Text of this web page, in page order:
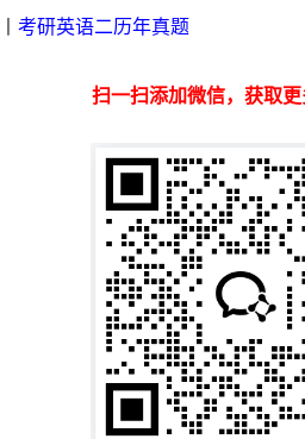
考研英语二历年真题
扫一扫添加微信，获取